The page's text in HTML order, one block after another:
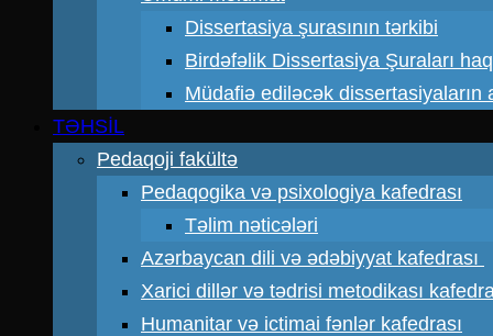
Dissertasiya şurasının tərkibi
Birdəfəlik Dissertasiya Şuraları
Müdafiə ediləcək dissertasiyaların
TƏHSİL
Pedaqoji fakültə
Pedaqogika və psixologiya kafedrası
Təlim nəticələri
Azərbaycan dili və ədəbiyyat kafedrası
Xarici dillər və tədrisi metodikası
Humanitar və ictimai fənlər kafedrası